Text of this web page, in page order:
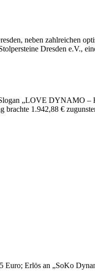
neben zahlreichen
Dresden e.V.,
„LOVE DYNAMO
1.942,88 €
Erlös an „SoKo